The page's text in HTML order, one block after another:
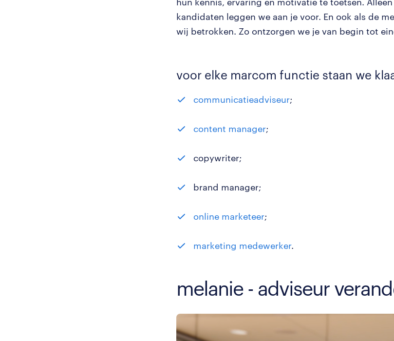
kandidaten leggen we aan je voor. En ook als de
wij betrokken. Zo ontzorgen we je van begin tot
voor elke marcom functie staan we
communicatieadviseur;
content manager;
copywriter;
brand manager;
online marketeer;
marketing medewerker.
melanie - adviseur